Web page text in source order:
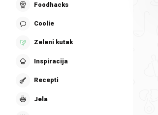
Foodhacks
Coolie
Zeleni kutak
Inspiracija
Recepti
Jela